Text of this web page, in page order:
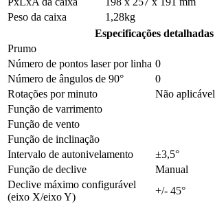
Peso da caixa
1,28kg
Especificações detalhadas
Prumo
Número de pontos laser por linha 0
Número de ângulos de 90°
0
Rotações por minuto
Não aplicável
Função de varrimento
Função de vento
Função de inclinação
Intervalo de autonivelamento
±3,5°
Função de declive
Manual
Declive máximo configurável
(eixo X/eixo Y)
+/- 45°